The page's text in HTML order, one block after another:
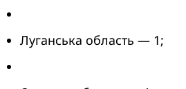
Луганська область — 1;